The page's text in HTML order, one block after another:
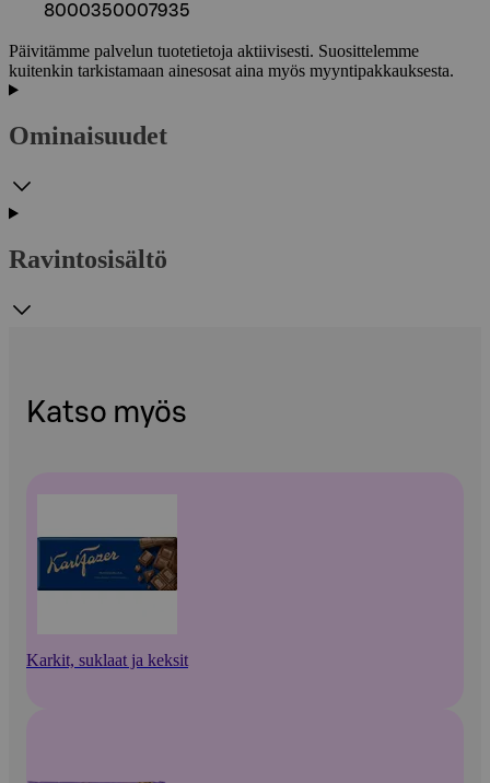
8000350007935
Päivitämme palvelun tuotetietoja aktiivisesti. Suosittelemme
kuitenkin tarkistamaan ainesosat aina myös myyntipakkauksesta.
Ominaisuudet
Ravintosisältö
Katso myös
Karkit, suklaat ja keksit